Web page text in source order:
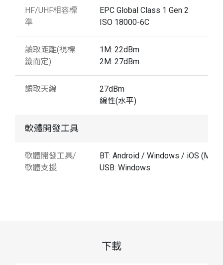
HF/UHF相容標
準
EPC Global Class 1 Gen 2
ISO 18000-6C
讀取距離(視標
籤而定)
1M: 22dBm
2M: 27dBm
讀取天線
27dBm
線性(水平)
軟體開發工具
軟體開發工具/
軟體支援
BT: Android / Windows / iOS (MFi)
USB: Windows
下載